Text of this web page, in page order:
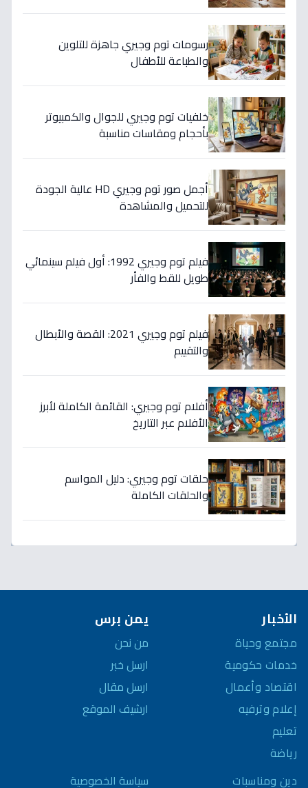
رسومات توم وجيري جاهزة للتلوين
والطباعة للأطفال
خلفيات توم وجيري للجوال والكمبيوتر
بأحجام ومقاسات مناسبة
أجمل صور توم وجيري HD عالية الجودة
للتحميل والمشاهدة
فيلم توم وجيري 1992: أول فيلم سينمائي
طويل للقط والفأر
فيلم توم وجيري 2021: القصة والأبطال
والتقييم
أفلام توم وجيري: القائمة الكاملة لأبرز
الأفلام عبر التاريخ
حلقات توم وجيري: دليل المواسم
والحلقات الكاملة
الأخبار
مجتمع وحياة
خدمات حكومية
اقتصاد وأعمال
إعلام وترفيه
تعليم
رياضة
دين ومناسبات
يمن برس
من نحن
ارسل خبر
ارسل مقال
ارشيف الموقع
سياسة الخصوصية